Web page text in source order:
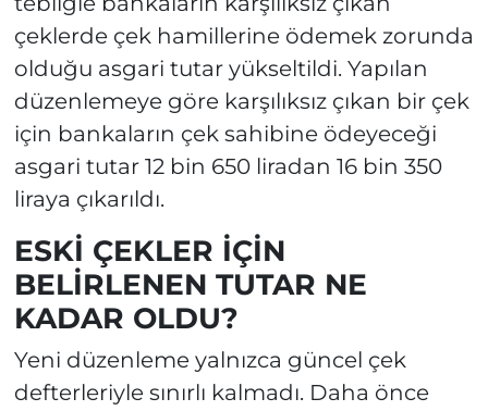
çeklerde çek hamillerine ödemek zorunda
olduğu asgari tutar yükseltildi. Yapılan
düzenlemeye göre karşılıksız çıkan bir çek
için bankaların çek sahibine ödeyeceği
asgari tutar 12 bin 650 liradan 16 bin 350
liraya çıkarıldı.
ESKİ ÇEKLER İÇİN
BELİRLENEN TUTAR NE
KADAR OLDU?
Yeni düzenleme yalnızca güncel çek
defterleriyle sınırlı kalmadı. Daha önce